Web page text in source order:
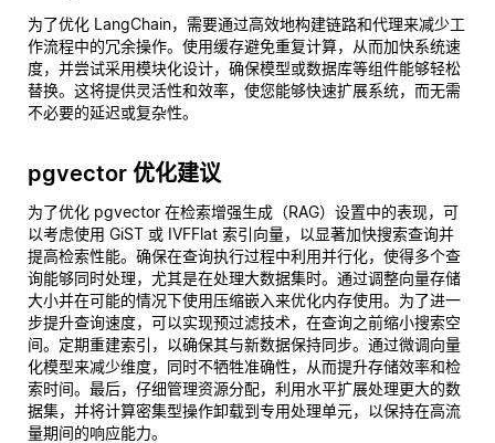
为了优化 LangChain，需要通过高效地构建链路和代理来减少工
作流程中的冗余操作。使用缓存避免重复计算，从而加快系统速
度，并尝试采用模块化设计，确保模型或数据库等组件能够轻松
替换。这将提供灵活性和效率，使您能够快速扩展系统，而无需
不必要的延迟或复杂性。
pgvector 优化建议
为了优化 pgvector 在检索增强生成（RAG）设置中的表现，可
以考虑使用 GiST 或 IVFFlat 索引向量，以显著加快搜索查询并
提高检索性能。确保在查询执行过程中利用并行化，使得多个查
询能够同时处理，尤其是在处理大数据集时。通过调整向量存储
大小并在可能的情况下使用压缩嵌入来优化内存使用。为了进一
步提升查询速度，可以实现预过滤技术，在查询之前缩小搜索空
间。定期重建索引，以确保其与新数据保持同步。通过微调向量
化模型来减少维度，同时不牺牲准确性，从而提升存储效率和检
索时间。最后，仔细管理资源分配，利用水平扩展处理更大的数
据集，并将计算密集型操作卸载到专用处理单元，以保持在高流
量期间的响应能力。